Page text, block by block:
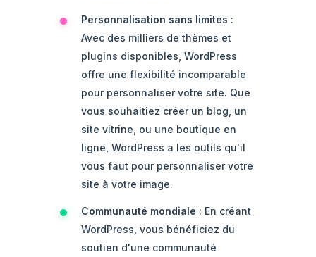
Personnalisation sans limites :
Avec des milliers de thèmes et
plugins disponibles, WordPress
offre une flexibilité incomparable
pour personnaliser votre site. Que
vous souhaitiez créer un blog, un
site vitrine, ou une boutique en
ligne, WordPress a les outils qu'il
vous faut pour personnaliser votre
site à votre image.
Communauté mondiale : En créant
WordPress, vous bénéficiez du
soutien d'une communauté